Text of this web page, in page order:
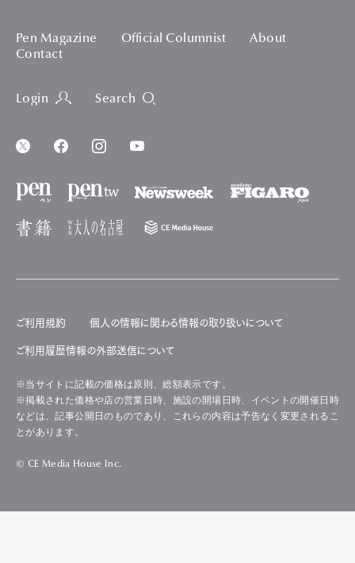
Pen Magazine Official Columnist
About
Contact
Login Search
ご利用規約 個人の情報に関わる情報の取り扱いについて
ご利用履歴情報の外部送信について
※当サイトに記載の価格は原則、総額表示です。
※掲載された価格や店の営業日時、施設の開場日時、イベントの開催日時
などは、記事公開日のものであり、これらの内容は予告なく変更されるこ
とがあります。
© CE Media House Inc.